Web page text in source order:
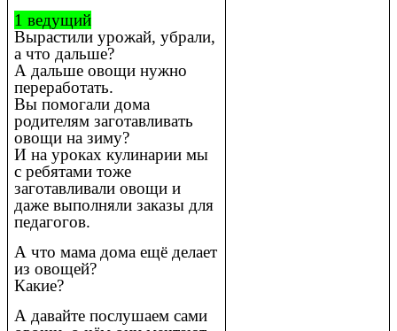
1 ведущий
Вырастили урожай, убрали,
а что дальше?
А дальше овощи нужно
переработать.
Вы помогали дома
родителям заготавливать
овощи на зиму?
И на уроках кулинарии мы
с ребятами тоже
заготавливали овощи и
даже выполняли заказы для
педагогов.
А что мама дома ещё делает
из овощей?
Какие?
А давайте послушаем сами